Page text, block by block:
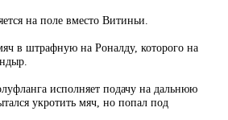
на поле вместо Витиньи.
в штрафную на Роналду, которого на
исполняет подачу на дальнюю
укротить мяч, но попал под